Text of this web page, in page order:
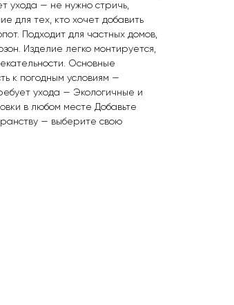
ухода — не нужно стричь,
для тех, кто хочет добавить
Подходит для частных домов,
Изделие легко монтируется,
Основные
к погодным условиям —
ухода — Экологичные и
в любом месте Добавьте
— выберите свою